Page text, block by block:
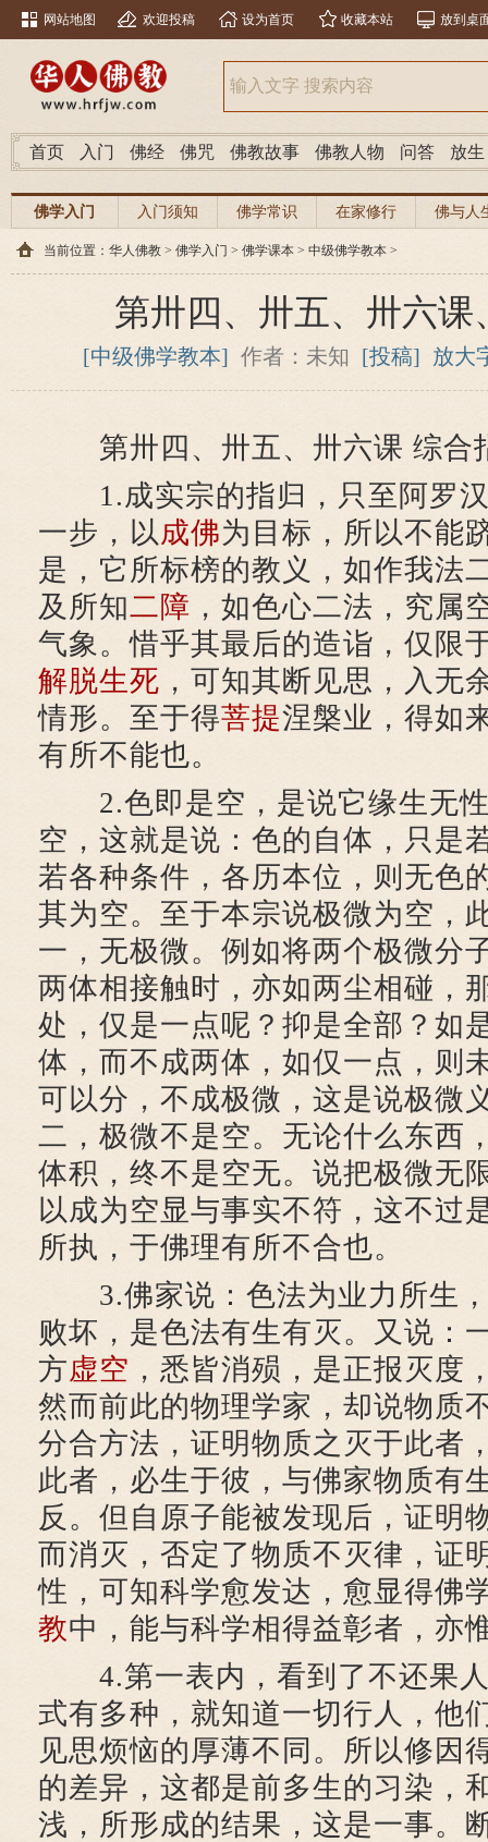
网站地图 欢迎投稿 设为首页 收藏本站 放到桌
首页 入门 佛经 佛咒 佛教故事 佛教人物 问答 放生
佛学入门 入门须知 佛学常识 在家修行 佛与人
当前位置： 华人佛教 > 佛学入门 > 佛学课本 > 中级佛学教本 >
第卅四、卅五、卅六课
[中级佛学教本] 作者：未知 [投稿] 放大
第卅四、卅五、卅六课 综合
1.成实宗的指归，只至阿罗汉
一步，以成佛为目标，所以不能
是，它所标榜的教义，如作我法
及所知二障 ，如色心二法，究属
气象。惜乎其最后的造诣，仅限
解脱生死 ，可知其断见思，入无
情形。至于得菩提涅槃业，得如
有所不能也。
2.色即是空，是说它缘生无性
空，这就是说：色的自体，只是
若各种条件，各历本位，则无色
其为空。至于本宗说极微为空，
一，无极微。例如将两个极微分
两体相接触时，亦如两尘相碰，
处，仅是一点呢？抑是全部？如
体，而不成两体，如仅一点，则
可以分，不成极微，这是说极微
二，极微不是空。无论什么东西
体积，终不是空无。说把极微无
以成为空显与事实不符，这不过
所执，于佛理有所不合也。
3.佛家说：色法为业力所生，
败坏，是色法有生有灭。又说：
方虚空 ，悉皆消殒，是正报灭度
然而前此的物理学家，却说物质
分合方法，证明物质之灭于此者
此者，必生于彼，与佛家物质有
反。但自原子能被发现后，证明
而消灭，否定了物质不灭律，证
性，可知科学愈发达，愈显得佛
教中，能与科学相得益彰者，亦
4.第一表内，看到了不还果人
式有多种，就知道一切行人，他
见思烦恼的厚薄不同。所以修因
的差异，这都是前多生的习染，
浅，所形成的结果，这是一事。